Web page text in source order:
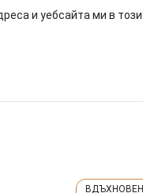
и уебсайта ми в